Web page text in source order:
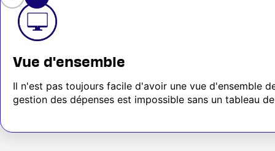
Vue d'ensemble
Il n'est pas toujours facile d'avoir une vue d'ensemble
gestion des dépenses est impossible sans un tableau